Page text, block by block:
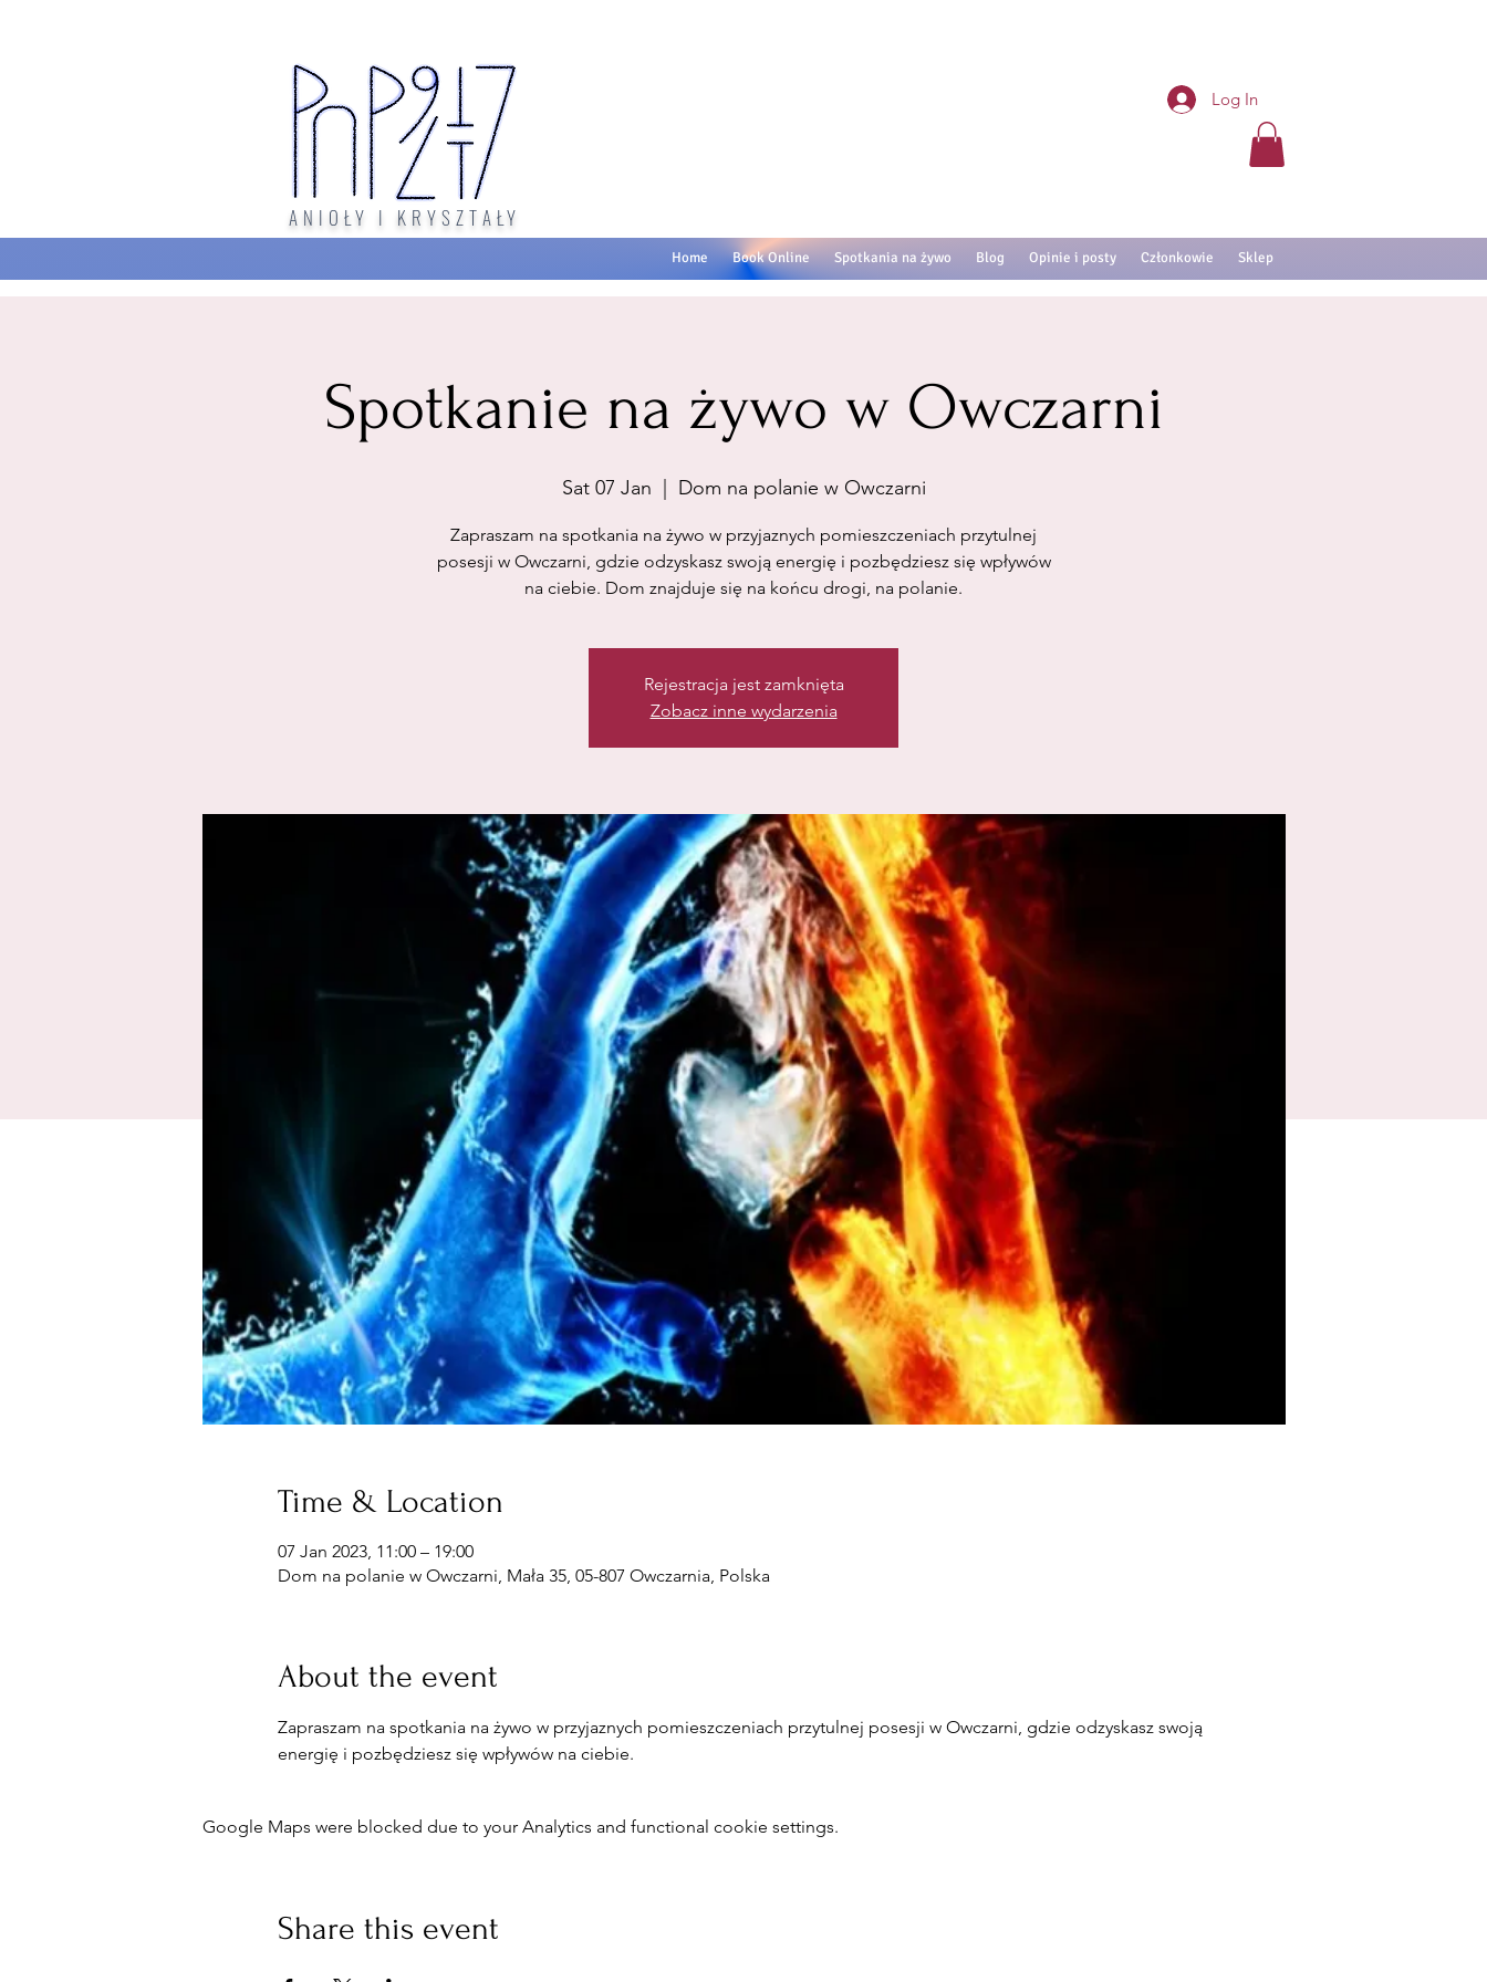
Log In
Home Book Online Spotkania na żywo Blog Opinie i posty Członkowie Sklep
ANIOŁY I KRYSZTAŁY
Spotkanie na żywo w Owczarni
Sat 07 Jan
  |
Dom na polanie w Owczarni
Zapraszam na spotkania na żywo w przyjaznych pomieszczeniach przytulnej
posesji w Owczarni, gdzie odzyskasz swoją energię i pozbędziesz się wpływów
na ciebie. Dom znajduje się na końcu drogi, na polanie.
Rejestracja jest zamknięta
Zobacz inne wydarzenia
Time & Location
07 Jan 2023, 11:00 – 19:00
Dom na polanie w Owczarni, Mała 35, 05-807 Owczarnia, Polska
About the event
Zapraszam na spotkania na żywo w przyjaznych pomieszczeniach przytulnej posesji w Owczarni, gdzie odzyskasz swoją
energię i pozbędziesz się wpływów na ciebie.
Google Maps were blocked due to your Analytics and functional cookie settings.
Share this event